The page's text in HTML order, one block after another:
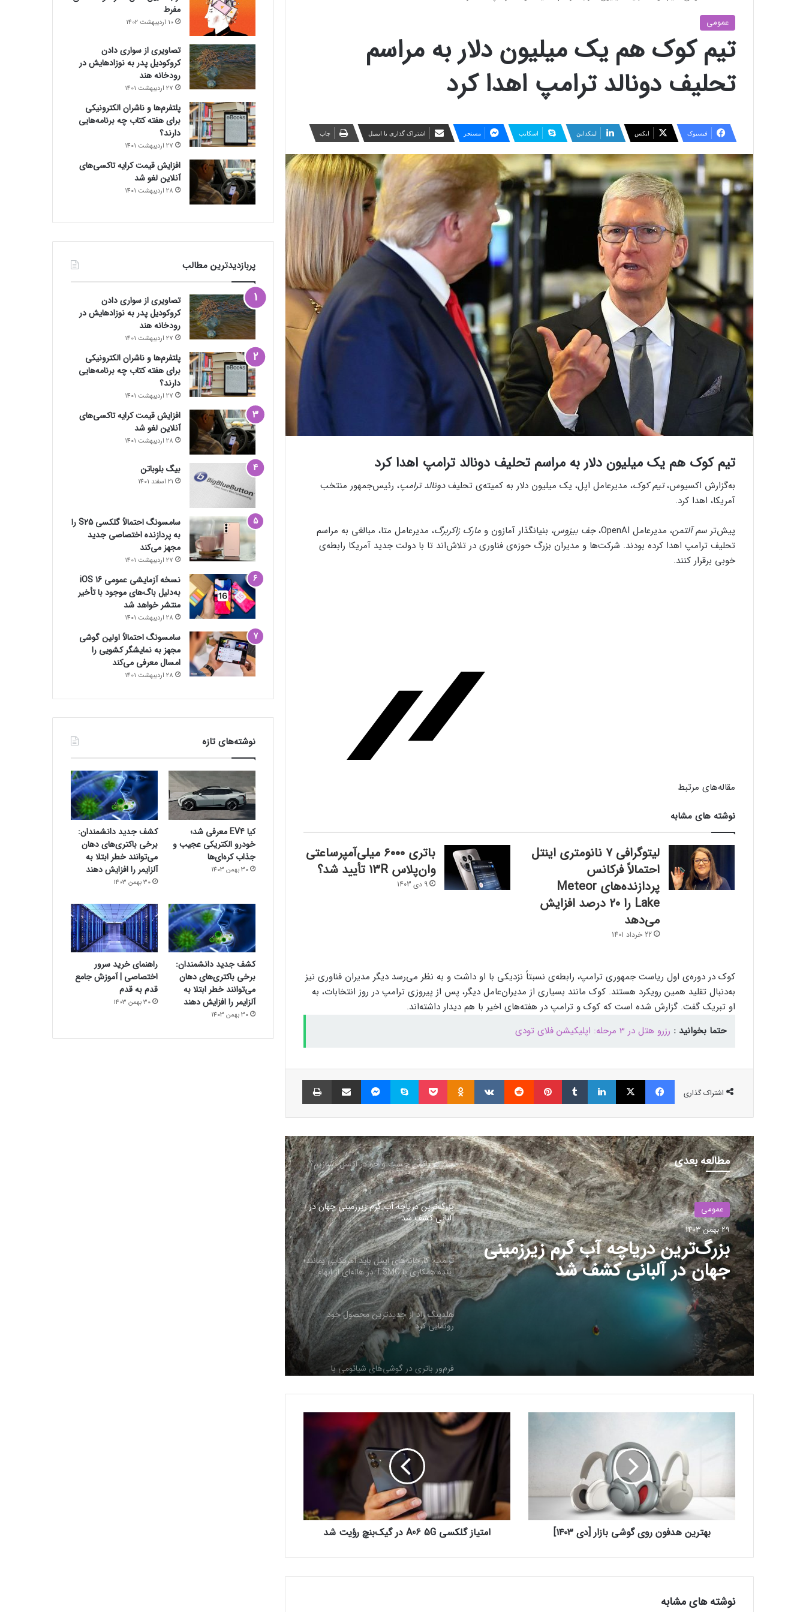
عمومی
تیم کوک هم یک میلیون دلار به مراسم
تحلیف دونالد ترامپ اهدا کرد
فیسبوک ایکس لینکداین اسکایپ مسنجر اشتراک گذاری با ایمیل چاپ
تیم کوک هم یک میلیون دلار به مراسم تحلیف دونالد ترامپ اهدا کرد
به‌گزارش اکسیوس،تیم کوک، مدیرعامل اپل، یک میلیون دلار به کمیته‌ی تحلیفدونالد ترامپ، رئیس‌جمهور منتخب
آمریکا، اهدا کرد.
پیش‌تر سم آلتمن، مدیرعامل OpenAI، جف بیزوس، بنیانگذار آمازون و مارک زاکربرگ، مدیرعامل متا، مبالغی به مراسم
تحلیف ترامپ اهدا کرده بودند. شرکت‌ها و مدیران بزرگ حوزه‌ی فناوری در تلاش‌اند تا با دولت جدید آمریکا رابطه‌ی
خوبی برقرار کنند.
مقاله‌های مرتبط
نوشته های مشابه
لیتوگرافی ۷ نانومتری اینتل
احتمالاً فرکانس
پردازنده‌های Meteor
Lake را ۲۰ درصد افزایش
می‌‌دهد
22 خرداد 1401
باتری ۶۰۰۰ میلی‌آمپرساعتی
وان‌پلاس 13R تأیید شد؟
9 دی 1403
کوک در دوره‌ی اول ریاست جمهوری ترامپ، رابطه‌ی نسبتاً نزدیکی با او داشت و به نظر می‌رسد دیگر مدیران فناوری نیز
به‌دنبال تقلید همین رویکرد هستند. کوک مانند بسیاری از مدیران‌عامل دیگر، پس از پیروزی ترامپ در روز انتخابات، به
او تبریک گفت. گزارش‌ شده است که کوک و ترامپ در هفته‌های اخیر با هم دیدار داشته‌اند.
حتما بخوانید : رزرو هتل در 3 مرحله: اپلیکیشن فلای تودی
اشتراک گذاری
فیسبوک ایکس لینکداین تامبلر پینتریست Reddit
VKontakte
Odnoklassniki پاکت اسکایپ مسنجر اشتراک گذاری با ایمیل
مطالعه بعدی
عمومی
29 بهمن 1403
بزرگ‌ترین دریاچه آب گرم زیرزمینی
جهان در آلبانی کشف شد
سیستم‌عامل HyperOS 2.0 به‌روزرسانی
مخفی دریافت کرد
بیشتر مواد با حرارت‌دادن نرم می‌شوند؛ پس
گذاشت؛ پایانی بر عصر کامت‌لیک
نسل جدید مانیتور استودیو دیسپلی اپل سال
۲۰۲۶ از راه می‌رسد؛ گزارش بلومبرگ
گیمرها، محتواسازان و کسب‌وکارها
کم‌درآمد ارائه می‌شود
چگونه باکس جست و جو در اکسل بسازیم؟
بزرگ‌ترین دریاچه آب گرم زیرزمینی جهان در
آلبانی کشف شد
ترامپ: کارخانه‌های اینتل باید آمریکایی بمانند؛
آینده همکاری با TSMC در هاله‌ای از ابهام
هلدینگ راد از جدیدترین محصول خود
رونمایی کرد
فرم‌ور باتری در گوشی‌های شیائومی با
سیستم‌عامل HyperOS 2.0 به‌روزرسانی
مخفی دریافت کرد
بیشتر مواد با حرارت‌دادن نرم می‌شوند؛ پس
چرا تخم مرغ سفت می‌شود؟
گذاشت؛ پایانی بر عصر کامت‌لیک
نسل جدید مانیتور استودیو دیسپلی اپل سال
ه
ر
گ
و
بهترین هدفون روی گوشی بازار [دی ۱۴۰۳]
م
ت
ل
ک
A
امتیاز گلکسی A06 5G در گیک‌بنچ رؤیت شد
نوشته های مشابه
مفرط
10 اردیبهشت 1402
تصاویری از سواری دادن
کروکودیل پدر به نوزادهایش در
رودخانه هند
27 اردیبهشت 1401
پلتفرم‌ها و ناشران الکترونیکی
برای هفته کتاب چه برنامه‌هایی
دارند؟
27 اردیبهشت 1401
افزایش قیمت کرایه تاکسی‌های
آنلاین لغو شد
28 اردیبهشت 1401
پربازدیدترین مطالب
تصاویری از سواری دادن
کروکودیل پدر به نوزادهایش در
رودخانه هند
27 اردیبهشت 1401
پلتفرم‌ها و ناشران الکترونیکی
برای هفته کتاب چه برنامه‌هایی
دارند؟
27 اردیبهشت 1401
افزایش قیمت کرایه تاکسی‌های
آنلاین لغو شد
28 اردیبهشت 1401
بیگ بلوباتن
21 اسفند 1401
سامسونگ احتمالاً گلکسی S25 را
به پردازنده اختصاصی جدید
مجهز می‌کند
27 اردیبهشت 1401
نسخه آزمایشی عمومی iOS 16
به‌دلیل باگ‌های موجود با تأخیر
منتشر خواهد شد
28 اردیبهشت 1401
سامسونگ احتمالاً اولین گوشی
مجهز به نمایشگر کشویی را
امسال معرفی می‌کند
28 اردیبهشت 1401
نوشته‌های تازه
کیا EV4 معرفی شد؛
خودرو الکتریکی عجیب و
جذاب کره‌ای‌ها
30 بهمن 1403
کشف جدید دانشمندان:
برخی باکتری‌های دهان
می‌توانند خطر ابتلا به
آلزایمر را افزایش دهند
30 بهمن 1403
کشف جدید دانشمندان:
برخی باکتری‌های دهان
می‌توانند خطر ابتلا به
آلزایمر را افزایش دهند
30 بهمن 1403
راهنمای خرید سرور
اختصاصی | آموزش جامع
قدم به قدم
30 بهمن 1403